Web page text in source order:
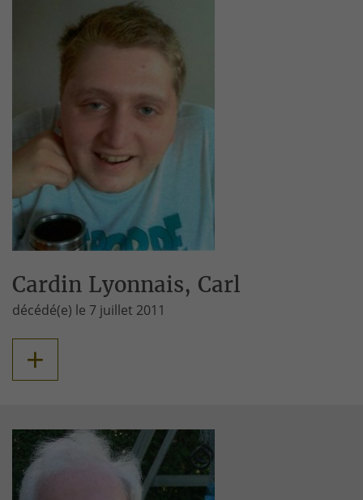
Cardin Lyonnais, Carl
décédé(e) le 7 juillet 2011
+